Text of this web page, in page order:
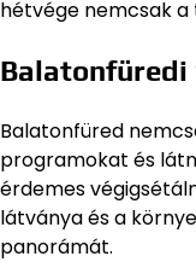
hétvége nemcsak
Balatonfüredi
Balatonfüred
programokat és
érdemes
látványa és a
panorámát.